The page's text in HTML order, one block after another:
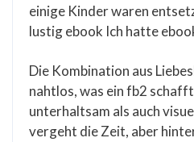
einige Kinder waren
lustig ebook Ich hatte
Die Kombination aus
nahtlos, was ein fb2
unterhaltsam als auch
vergeht die Zeit, aber